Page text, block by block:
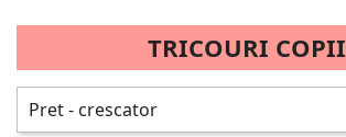
TRICOURI COPII
Pret - crescator